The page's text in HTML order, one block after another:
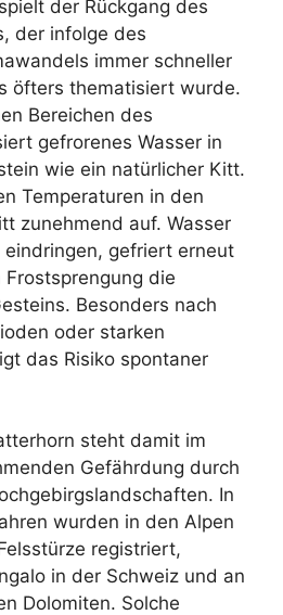
der Rückgang des
der infolge des
immer schneller
öfters thematisiert wurde.
Bereichen des
gefrorenes Wasser in
wie ein natürlicher Kitt.
Temperaturen in den
zunehmend auf. Wasser
gefriert erneut
die
Besonders nach
oder starken
das Risiko spontaner
steht damit im
Gefährdung durch
In
wurden in den Alpen
registriert,
in der Schweiz und an
Dolomiten. Solche